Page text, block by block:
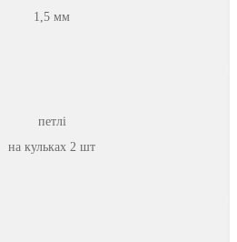
1,5 мм
петлі
на кульках 2 шт